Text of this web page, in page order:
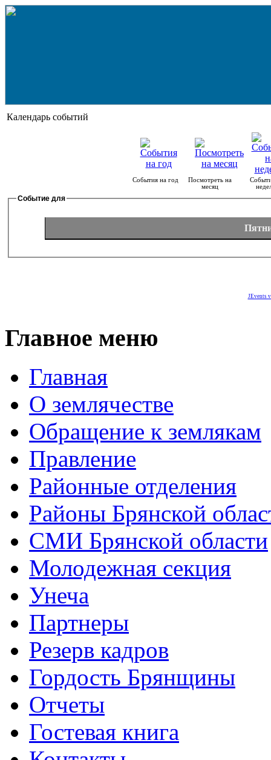
Календарь событий
События на год
Посмотреть на
месяц
Событие для
JEvents
Главное меню
Главная
О землячестве
Обращение к землякам
Правление
Районные отделения
Районы Брянской
СМИ Брянской области
Молодежная секция
Унеча
Партнеры
Резерв кадров
Гордость Брянщины
Отчеты
Гостевая книга